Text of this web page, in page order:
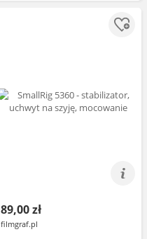
89,00 zł
filmgraf.pl